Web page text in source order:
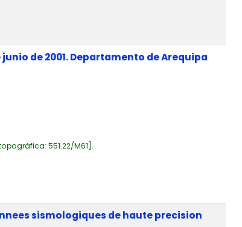
de 2001. Departamento de Arequipa
551.22/M61 .
sismologiques de haute precision